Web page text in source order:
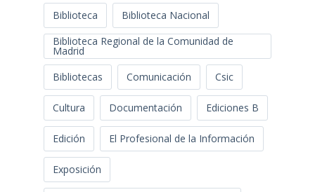
Biblioteca
Biblioteca Nacional
Biblioteca Regional de la Comunidad de
Madrid
Bibliotecas
Comunicación Csic
Cultura Documentación Ediciones B
Edición El Profesional de la Información
Exposición